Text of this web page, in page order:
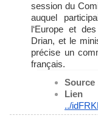
session du
auquel
l‘Europe et
Drian, et le
précise un
français.
Source
../